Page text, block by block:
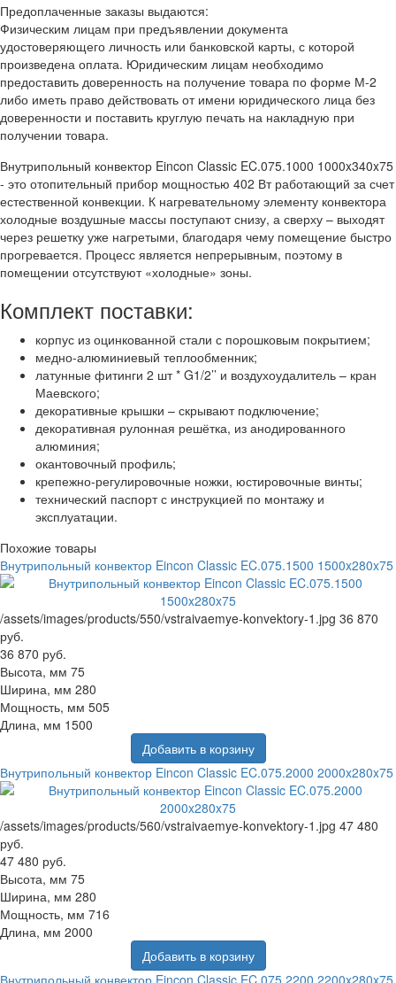
Предоплаченные заказы выдаются:
Физическим лицам при предъявлении документа
удостоверяющего личность или банковской карты, с которой
произведена оплата. Юридическим лицам необходимо
предоставить доверенность на получение товара по форме М-2
либо иметь право действовать от имени юридического лица без
доверенности и поставить круглую печать на накладную при
получении товара.
Внутрипольный конвектор Eincon Classic EC.075.1000 1000x340x75
- это отопительный прибор мощностью 402 Вт работающий за счет
естественной конвекции. К нагревательному элементу конвектора
холодные воздушные массы поступают снизу, а сверху – выходят
через решетку уже нагретыми, благодаря чему помещение быстро
прогревается. Процесс является непрерывным, поэтому в
помещении отсутствуют «холодные» зоны.
Комплект поставки:
корпус из оцинкованной стали с порошковым покрытием;
медно-алюминиевый теплообменник;
латунные фитинги 2 шт * G1/2’’ и воздухоудалитель – кран
Маевского;
декоративные крышки – скрывают подключение;
декоративная рулонная решётка, из анодированного
алюминия;
окантовочный профиль;
крепежно-регулировочные ножки, юстировочные винты;
технический паспорт с инструкцией по монтажу и
эксплуатации.
Похожие товары
Внутрипольный конвектор Eincon Classic EC.075.1500 1500x280x75
/assets/images/products/550/vstraivaemye-konvektory-1.jpg 36 870
руб.
36 870 руб.
Высота, мм 75
Ширина, мм 280
Мощность, мм 505
Длина, мм 1500
Добавить в корзину
Внутрипольный конвектор Eincon Classic EC.075.2000 2000x280x75
/assets/images/products/560/vstraivaemye-konvektory-1.jpg 47 480
руб.
47 480 руб.
Высота, мм 75
Ширина, мм 280
Мощность, мм 716
Длина, мм 2000
Добавить в корзину
Внутрипольный конвектор Eincon Classic EC.075.2200 2200x280x75